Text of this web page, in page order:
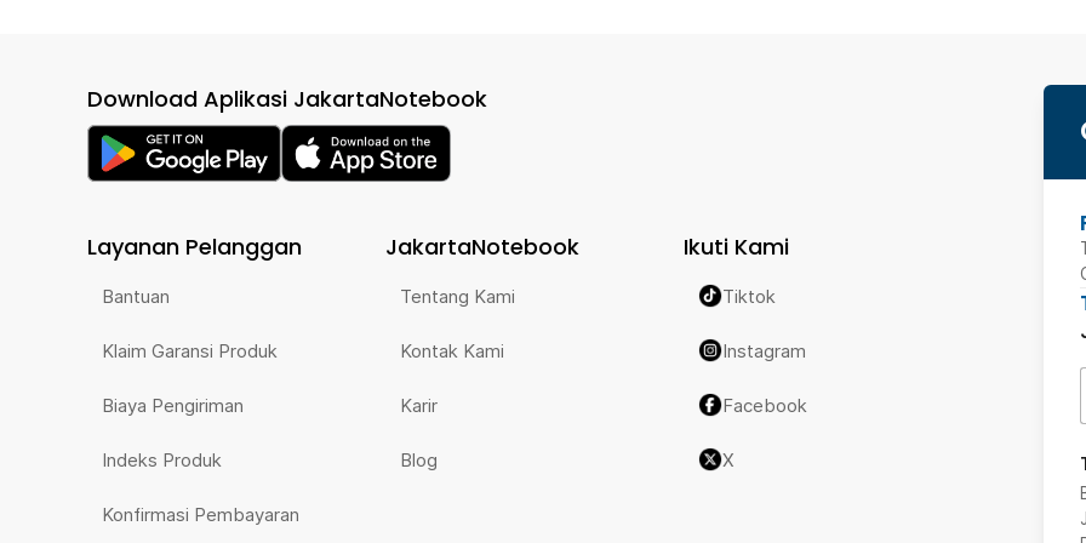
Download Aplikasi JakartaNotebook
Layanan Pelanggan
Bantuan
Klaim Garansi Produk
Biaya Pengiriman
Indeks Produk
Konfirmasi Pembayaran
JakartaNotebook
Tentang Kami
Kontak Kami
Karir
Blog
Ikuti Kami
Tiktok
Instagram
Facebook
X